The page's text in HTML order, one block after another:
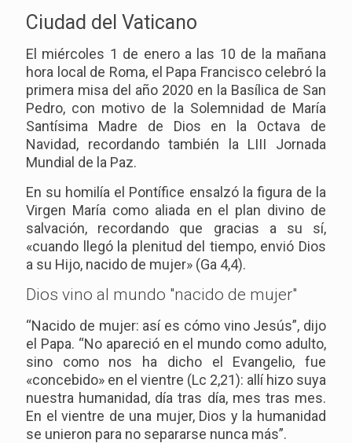
Ciudad del Vaticano
El miércoles 1 de enero a las 10 de la mañana
hora local de Roma, el Papa Francisco celebró la
primera misa del año 2020 en la Basílica de San
Pedro, con motivo de la Solemnidad de María
Santísima Madre de Dios en la Octava de
Navidad, recordando también la LIII Jornada
Mundial de la Paz.
En su homilía el Pontífice ensalzó la figura de la
Virgen María como aliada en el plan divino de
salvación, recordando que gracias a su sí,
«cuando llegó la plenitud del tiempo, envió Dios
a su Hijo, nacido de mujer» (Ga 4,4).
Dios vino al mundo "nacido de mujer"
“Nacido de mujer: así es cómo vino Jesús”, dijo
el Papa. “No apareció en el mundo como adulto,
sino como nos ha dicho el Evangelio, fue
«concebido» en el vientre (Lc 2,21): allí hizo suya
nuestra humanidad, día tras día, mes tras mes.
En el vientre de una mujer, Dios y la humanidad
se unieron para no separarse nunca más”.